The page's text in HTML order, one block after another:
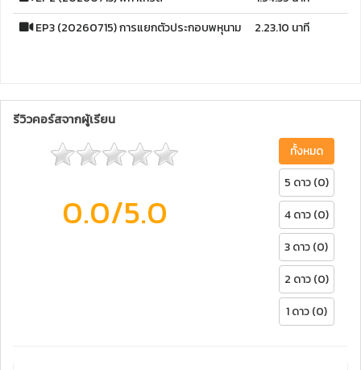
EP3 (20260715) การแยกตัวประกอบพหุนาม
2.23.10 นาที
รีวิวคอร์สจากผู้เรียน
0.0/5.0
ทั้งหมด
5 ดาว (0)
4 ดาว (0)
3 ดาว (0)
2 ดาว (0)
1 ดาว (0)